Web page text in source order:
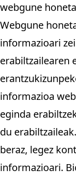
webgune
Webgune
informazioari
erabiltzailearen
informazioa
eginda
du
beraz, legez
informazioari.